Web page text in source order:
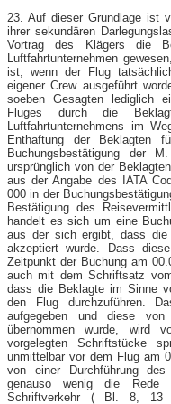
23. Auf dieser Grundlage ist
ihrer sekundären
Vortrag des Klägers die
Luftfahrtunternehmen
ist, wenn der Flug
eigener Crew ausgeführt
soeben Gesagten lediglich
Fluges durch die
Luftfahrtunternehmens im
Enthaftung der Beklagten
Buchungsbestätigung der
ursprünglich von der
aus der Angabe des IATA
000 in der
Bestätigung des
handelt es sich um eine
aus der sich ergibt, dass
akzeptiert wurde. Dass
Zeitpunkt der Buchung am
auch mit dem Schriftsatz
dass die Beklagte im Sinne
den Flug durchzuführen.
aufgegeben und diese
übernommen wurde, wird
vorgelegten Schriftstücke
unmittelbar vor dem Flug am
von einer Durchführung
genauso wenig die
Schriftverkehr ( Bl. 8, 13